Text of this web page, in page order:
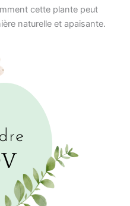
cette plante peut
naturelle et apaisante.